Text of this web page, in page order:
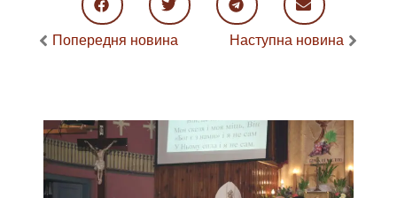
Попередня новина Наступна новина